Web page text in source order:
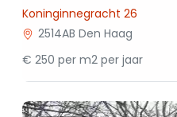
Koninginnegracht 26
2514AB Den Haag
€ 250 per m2 per jaar